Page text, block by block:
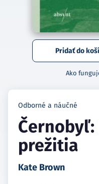
Pridať do
Ako
Odborné a náučné
Černobyľ:
prežitia
Kate Brown